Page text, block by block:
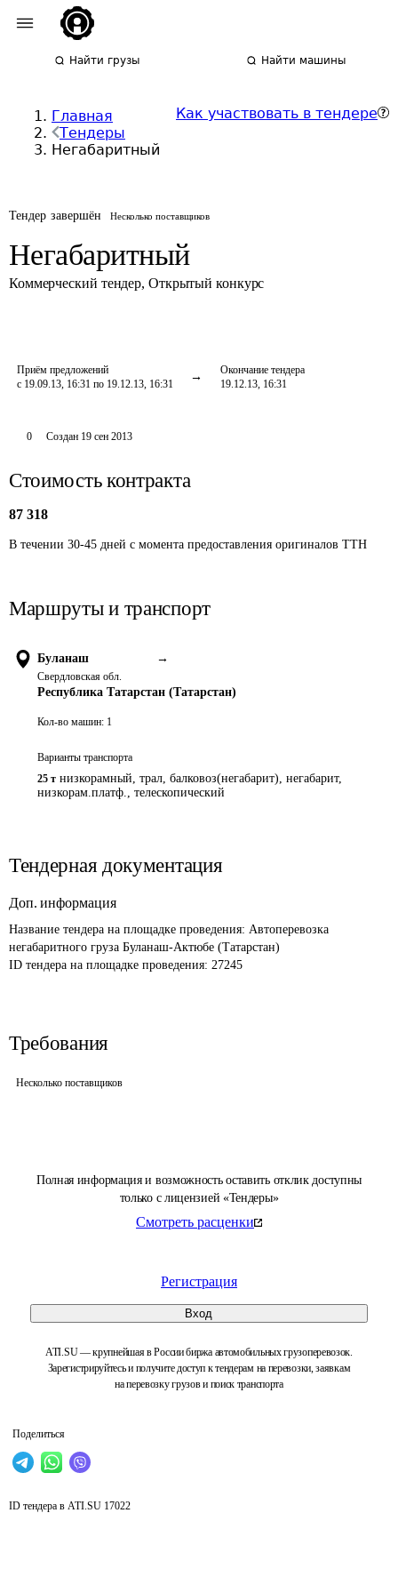
Найти грузы Найти машины
Главная
Тендеры
Негабаритный
Как участвовать в тендере
Тендер завершён Несколько поставщиков
Негабаритный
Коммерческий тендер, Открытый конкурс
Приём предложений
с 19.09.13, 16:31 по 19.12.13, 16:31
Окончание тендера
19.12.13, 16:31
Полная информация и возможность оставить отклик доступны
только с лицензией «Тендеры»
Смотреть расценки
Регистрация
Вход
ATI.SU — крупнейшая в России биржа автомобильных грузоперевозок.
Зарегистрируйтесь и получите доступ к тендерам на перевозки, заявкам
на перевозку грузов и поиск транспорта
Поделиться
0 Создан 19 сен 2013
Стоимость контракта
87 318
В течении 30-45 дней с момента предоставления оригиналов ТТН
Маршруты и транспорт
Буланаш →
Свердловская обл.
Республика Татарстан (Татарстан)
Кол-во машин: 1
Варианты транспорта
25 т низкорамный, трал, балковоз(негабарит), негабарит,
низкорам.платф., телескопический
Тендерная документация
Доп. информация
Название тендера на площадке проведения: Автоперевозка
негабаритного груза Буланаш-Актюбе (Татарстан)
ID тендера на площадке проведения: 27245
Требования
Несколько поставщиков
ID тендера в ATI.SU 17022